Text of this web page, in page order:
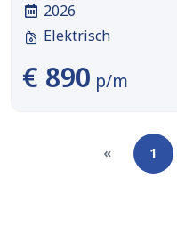
2026
Elektrisch
€ 890 p/m
« 1